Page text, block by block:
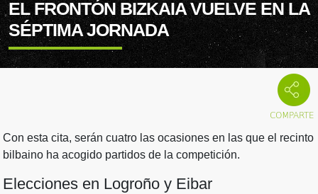
EL FRONTÓN BIZKAIA VUELVE EN LA
SÉPTIMA JORNADA
Con esta cita, serán cuatro las ocasiones en las que el recinto
bilbaino ha acogido partidos de la competición.
Elecciones en Logroño y Eibar